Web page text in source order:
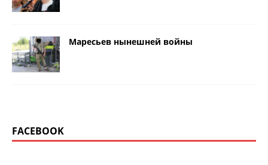
Маресьев нынешней войны
FACEBOOK